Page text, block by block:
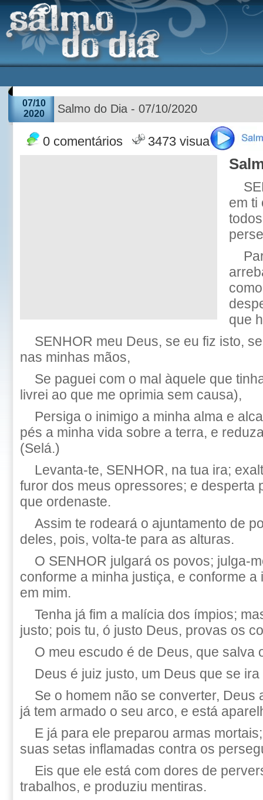
07/10
2020
Salmo do Dia - 07/10/2020
0 comentários 3473 visualizações
em ti
que
SENHOR meu Deus, se eu fiz isto,
nas minhas mãos,
Se paguei com o mal àquele que
livrei ao que me oprimia sem causa),
Persiga o inimigo a minha alma e
pés a minha vida sobre a terra, e
(Selá.)
Levanta-te, SENHOR, na tua ira;
furor dos meus opressores; e desperta
que ordenaste.
Assim te rodeará o ajuntamento de
deles, pois, volta-te para as alturas.
O SENHOR julgará os povos; julga-
conforme a minha justiça, e conforme a
em mim.
Tenha já fim a malícia dos ímpios;
justo; pois tu, ó justo Deus, provas os
O meu escudo é de Deus, que salva
Deus é juiz justo, um Deus que se
Se o homem não se converter, Deus
já tem armado o seu arco, e está
E já para ele preparou armas
suas setas inflamadas contra os
Eis que ele está com dores de
trabalhos, e produziu mentiras.